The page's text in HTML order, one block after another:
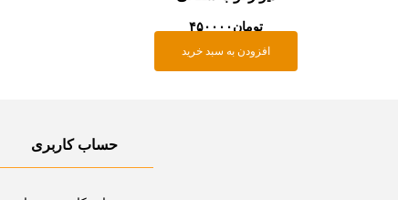
تومان۴۵۰۰۰۰
افزودن به سبد خرید
حساب کاربری